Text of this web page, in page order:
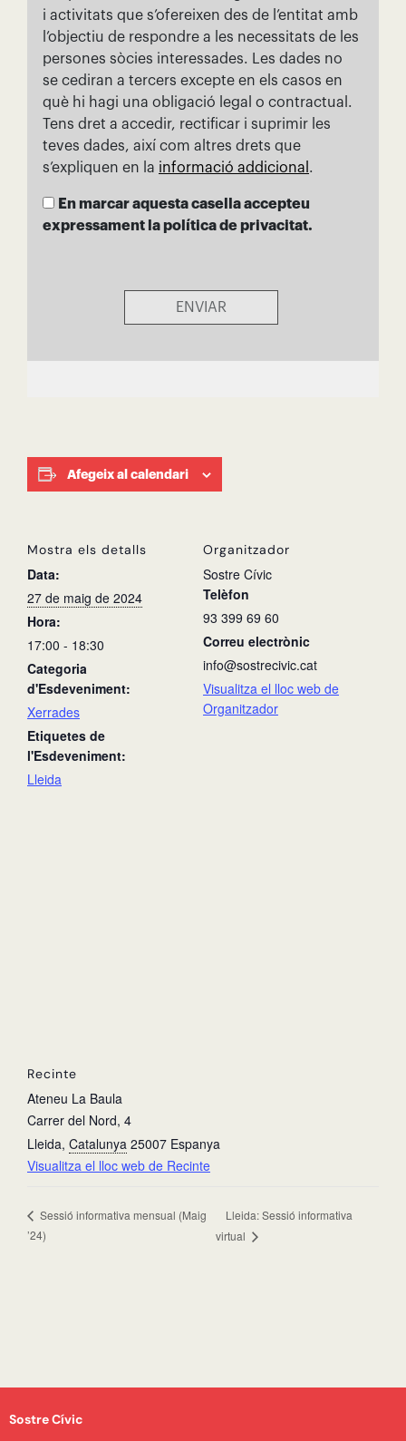
Afegeix al calendari
Mostra els detalls
Data:
27 de maig de 2024
Hora:
17:00 - 18:30
Categoria
d'Esdeveniment:
Xerrades
Etiquetes de
l'Esdeveniment:
Lleida
Organitzador
Sostre Cívic
Telèfon
93 399 69 60
Correu electrònic
info@sostrecivic.cat
Visualitza el lloc web de
Organitzador
Recinte
Ateneu La Baula
Carrer del Nord, 4
Lleida, Catalunya 25007 Espanya
Visualitza el lloc web de Recinte
Sessió informativa mensual (Maig
’24)
Lleida: Sessió informativa
virtual
Sostre Cívic